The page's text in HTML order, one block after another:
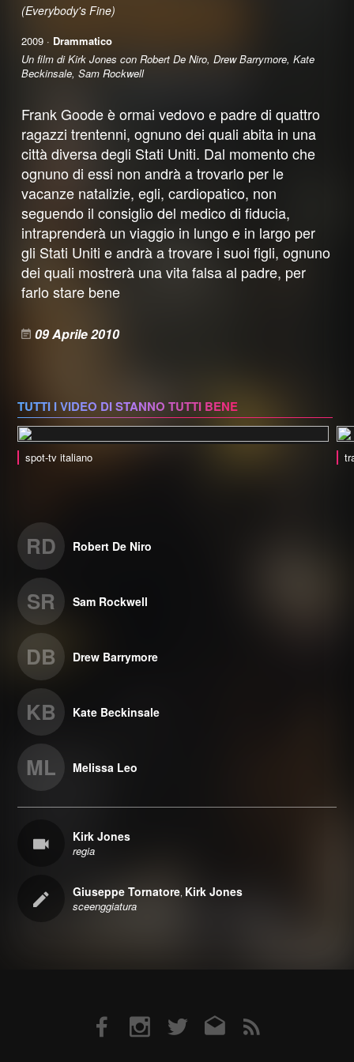
(Everybody's Fine)
2009 · Drammatico
Un film di Kirk Jones con Robert De Niro, Drew Barrymore, Kate
Beckinsale, Sam Rockwell
Frank Goode è ormai vedovo e padre di quattro
ragazzi trentenni, ognuno dei quali abita in una
città diversa degli Stati Uniti. Dal momento che
ognuno di essi non andrà a trovarlo per le
vacanze natalizie, egli, cardiopatico, non
seguendo il consiglio del medico di fiducia,
intraprenderà un viaggio in lungo e in largo per
gli Stati Uniti e andrà a trovare i suoi figli, ognuno
dei quali mostrerà una vita falsa al padre, per
farlo stare bene
09 Aprile 2010
TUTTI I VIDEO DI STANNO TUTTI BENE
spot-tv italiano
RD Robert De Niro
SR Sam Rockwell
DB Drew Barrymore
KB Kate Beckinsale
ML Melissa Leo
Kirk Jones
regia
Giuseppe Tornatore, Kirk Jones
sceenggiatura